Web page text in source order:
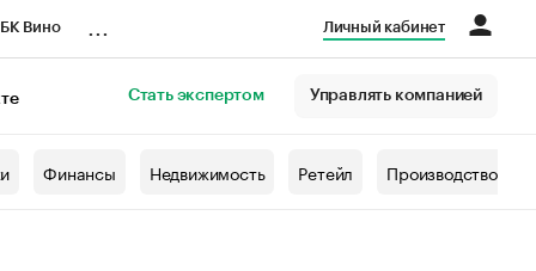
Вино Личный кабинет
Стать экспертом Управлять компанией
Финансы Недвижимость Ретейл Производство